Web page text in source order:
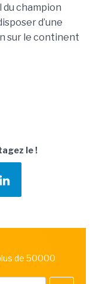
du champion
d’une
sur le continent
le !
de 50000